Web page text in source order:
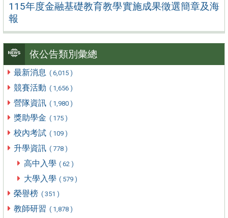
115年度金融基礎教育教學實施成果徵選簡章及海
報
依公告類別彙總
最新消息 ( 6,015 )
競賽活動 ( 1,656 )
營隊資訊 ( 1,980 )
獎助學金 ( 175 )
校內考試 ( 109 )
升學資訊 ( 778 )
高中入學 ( 62 )
大學入學 ( 579 )
榮譽榜 ( 351 )
教師研習 ( 1,878 )